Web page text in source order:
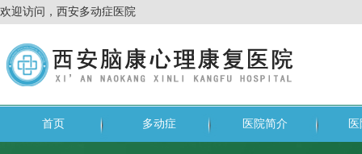
欢迎访问，西安多动症医院
首页 多动症 医院简介